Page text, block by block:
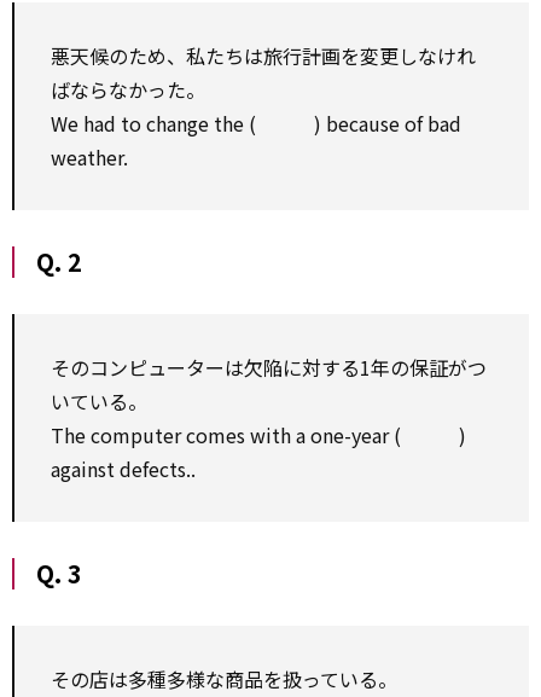
悪天候のため、私たちは旅行計画を変更しなけれ
ばならなかった。
We had to change the ( ) because of bad
weather.
Q. 2
そのコンピューターは欠陥に対する1年の保証がつ
いている。
The computer comes with a one-year ( )
against defects..
Q. 3
その店は多種多様な商品を扱っている。